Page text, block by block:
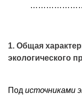
1. Общая
экологического
Под источниками